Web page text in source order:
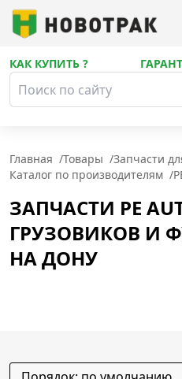
КАК КУПИТЬ ?
Главная /Товары /Запчасти
Каталог по производителям /
ЗАПЧАСТИ PE
ГРУЗОВИКОВ И
НА ДОНУ